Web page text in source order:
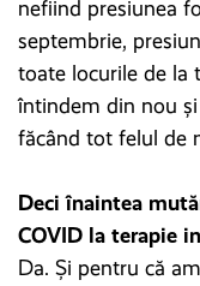
nefiind presiunea
septembrie,
toate locurile de la
întindem din nou
făcând tot felul de
Deci înaintea
COVID la terapie
Da. Și pentru că